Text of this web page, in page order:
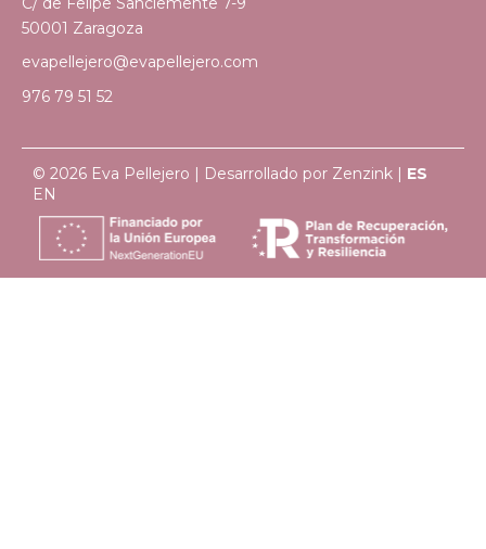
50001 Zaragoza
evapellejero@evapellejero.com
976 79 51 52
© 2026 Eva Pellejero | Desarrollado por Zenzink | ES
EN